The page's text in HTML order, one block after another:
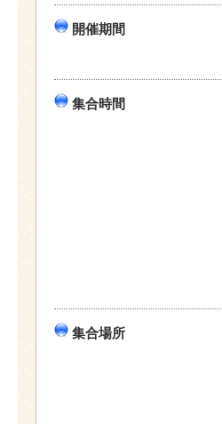
開催期間
集合時間
集合場所